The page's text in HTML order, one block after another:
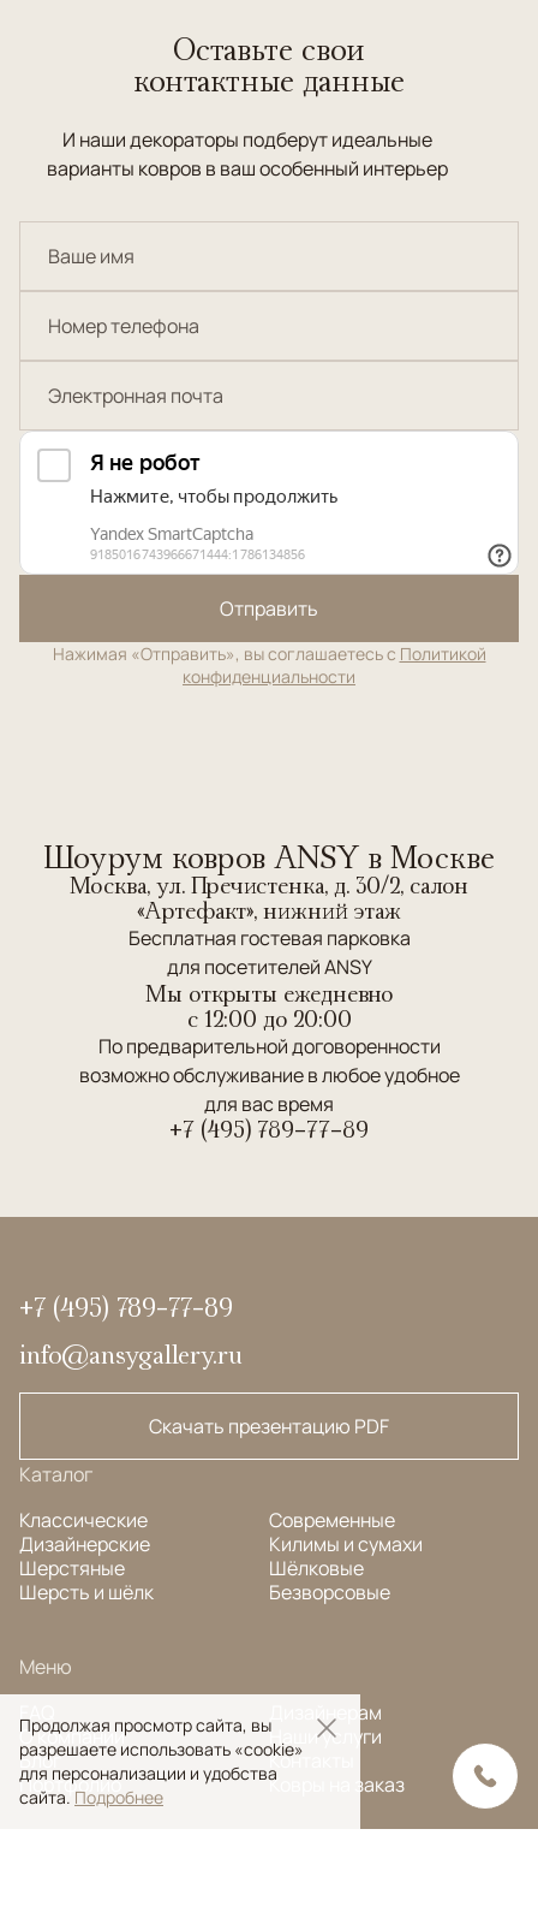
Оставьте свои
контактные данные
И наши декораторы подберут идеальные
варианты ковров в ваш особенный интерьер
Отправить
Нажимая «Отправить», вы соглашаетесь с Политикой
конфиденциальности
Шоурум ковров ANSY в Москве
Москва, ул. Пречистенка, д. 30/2, салон
«Артефакт», нижний этаж
Бесплатная гостевая парковка
для посетителей ANSY
Мы открыты ежедневно
c 12:00 до 20:00
По предварительной договоренности
возможно обслуживание в любое удобное
для вас время
+7 (495) 789-77-89
+7 (495) 789-77-89
info@ansygallery.ru
Скачать презентацию PDF
Каталог
Классические
Дизайнерские
Шерстяные
Шерсть и шёлк
Современные
Килимы и сумахи
Шёлковые
Безворсовые
Меню
FAQ
О компании
Блог
Портфолио
Дизайнерам
Наши услуги
Контакты
Ковры на заказ
Продолжая просмотр сайта, вы
разрешаете использовать «cookie»
для персонализации и удобства
сайта. Подробнее